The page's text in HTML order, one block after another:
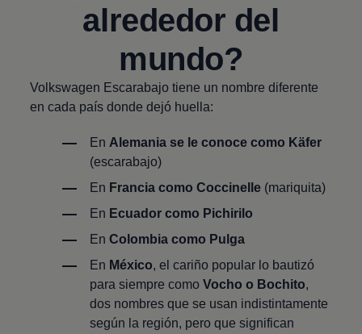
alrededor del
mundo?
Volkswagen Escarabajo tiene un nombre diferente
en cada país donde dejó huella:
En Alemania se le conoce como Käfer
(escarabajo)
En Francia como Coccinelle (mariquita)
En Ecuador como Pichirilo
EnColombia como Pulga
En México, el cariño popular lo bautizó
para siempre comoVocho o Bochito,
dos nombres que se usan indistintamente
según la región, pero que significan